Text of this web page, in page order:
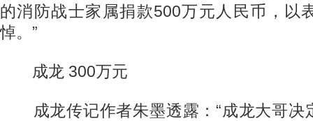
的消防战士家属捐款500万元人民币，以
悼。”
成龙 300万元
成龙传记作者朱墨透露：“成龙大哥决